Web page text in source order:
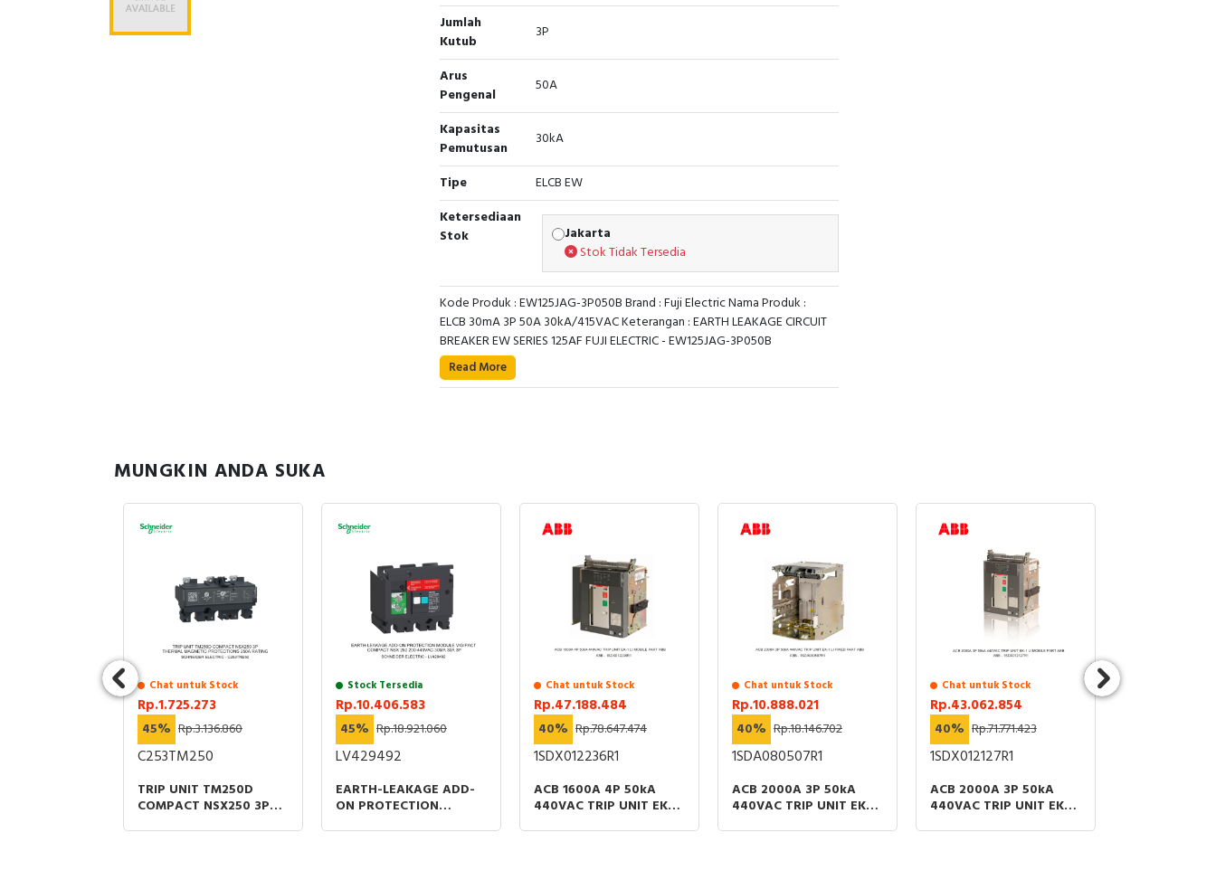
Jumlah
Kutub
3P
Arus
Pengenal
50A
Kapasitas
Pemutusan
30kA
Tipe
ELCB EW
Ketersediaan
Stok
Jakarta
Stok Tidak Tersedia
Kode Produk : EW125JAG-3P050B Brand : Fuji Electric Nama Produk :
ELCB 30mA 3P 50A 30kA/415VAC Keterangan : EARTH LEAKAGE CIRCUIT
BREAKER EW SERIES 125AF FUJI ELECTRIC - EW125JAG-3P050B
Read More
MUNGKIN ANDA SUKA
Chat untuk Stock
Rp.1.725.273
45% Rp.3.136.860
C253TM250
TRIP UNIT TM250D
COMPACT NSX250 3P
Stock Tersedia
Rp.10.406.583
45% Rp.18.921.060
LV429492
EARTH-LEAKAGE ADD-
ON PROTECTION
Chat untuk Stock
Rp.47.188.484
40% Rp.78.647.474
1SDX012236R1
ACB 1600A 4P 50kA
440VAC TRIP UNIT EK-1
Chat untuk Stock
Rp.10.888.021
40% Rp.18.146.702
1SDA080507R1
ACB 2000A 3P 50kA
440VAC TRIP UNIT EK-1
Chat untuk Stock
Rp.43.062.854
40% Rp.71.771.423
1SDX012127R1
ACB 2000A 3P 50kA
440VAC TRIP UNIT EK-1